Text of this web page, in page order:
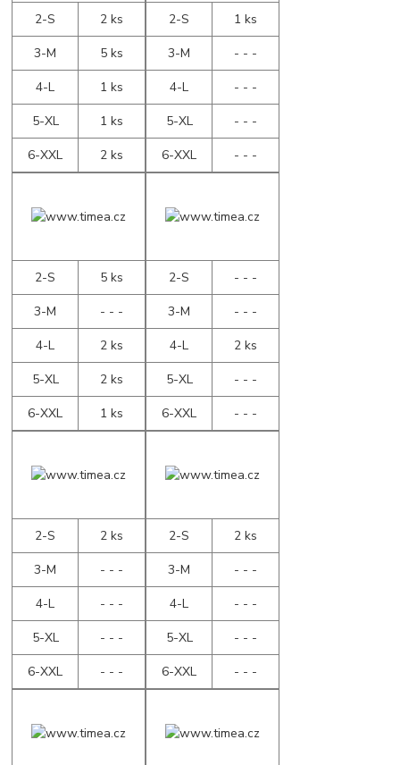
2-S
2 ks
3-M
5 ks
4-L
1 ks
5-XL
1 ks
6-XXL
2 ks
2-S
1 ks
3-M
- - -
4-L
- - -
5-XL
- - -
6-XXL
- - -
2-S
5 ks
3-M
- - -
4-L
2 ks
5-XL
2 ks
6-XXL
1 ks
2-S
- - -
3-M
- - -
4-L
2 ks
5-XL
- - -
6-XXL
- - -
2-S
2 ks
3-M
- - -
4-L
- - -
5-XL
- - -
6-XXL
- - -
2-S
2 ks
3-M
- - -
4-L
- - -
5-XL
- - -
6-XXL
- - -